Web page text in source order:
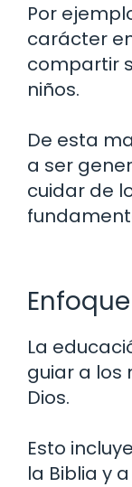
Por
carácter
compartir
niños.
De esta
a ser
cuidar de
La
guiar a los
Dios.
Esto
la Biblia y